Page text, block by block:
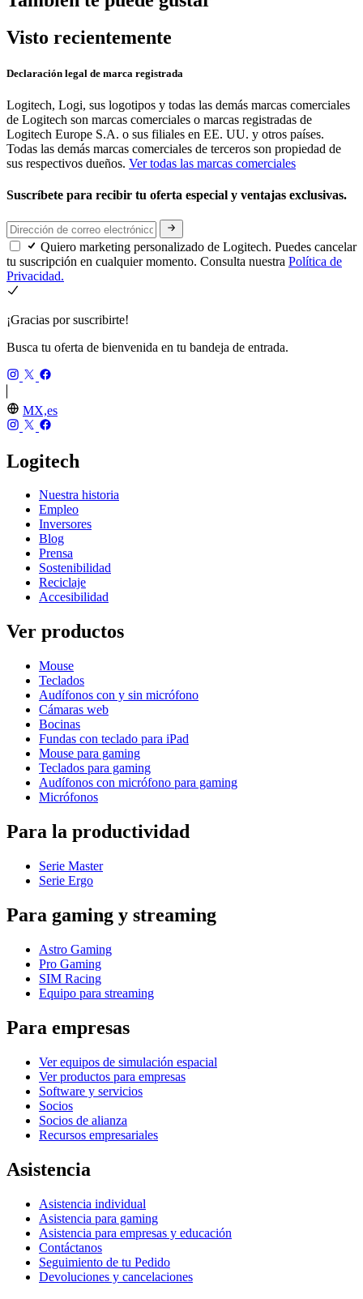
Visto recientemente
Declaración legal de marca registrada
Logitech, Logi, sus logotipos y todas las demás marcas comerciales
de Logitech son marcas comerciales o marcas registradas de
Logitech Europe S.A. o sus filiales en EE. UU. y otros países.
Todas las demás marcas comerciales de terceros son propiedad de
sus respectivos dueños. Ver todas las marcas comerciales
Suscríbete para recibir tu oferta especial y ventajas exclusivas.
Quiero marketing personalizado de Logitech. Puedes cancelar
tu suscripción en cualquier momento. Consulta nuestra Política de
Privacidad.
¡Gracias por suscribirte!
Busca tu oferta de bienvenida en tu bandeja de entrada.
MX,es
Logitech
Nuestra historia
Empleo
Inversores
Blog
Prensa
Sostenibilidad
Reciclaje
Accesibilidad
Ver productos
Mouse
Teclados
Audífonos con y sin micrófono
Cámaras web
Bocinas
Fundas con teclado para iPad
Mouse para gaming
Teclados para gaming
Audífonos con micrófono para gaming
Micrófonos
Para la productividad
Serie Master
Serie Ergo
Para gaming y streaming
Astro Gaming
Pro Gaming
SIM Racing
Equipo para streaming
Para empresas
Ver equipos de simulación espacial
Ver productos para empresas
Software y servicios
Socios
Socios de alianza
Recursos empresariales
Asistencia
Asistencia individual
Asistencia para gaming
Asistencia para empresas y educación
Contáctanos
Seguimiento de tu Pedido
Devoluciones y cancelaciones